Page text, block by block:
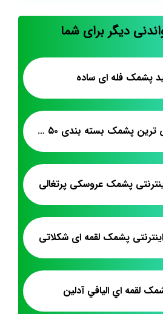
دیگر برای شما
پشمک فله ای ساده
پرفروش ترین پشمک بسته بندی ۵۰ گرمی
پشمک عروسکی پرتغالی
پشمک لقمه ای شکلاتی
لقمه اي اليافي آدلين